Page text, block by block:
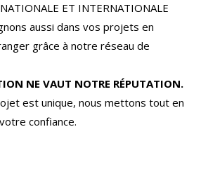
ET INTERNATIONALE
aussi dans vos projets en
grâce à notre réseau de
NE VAUT NOTRE RÉPUTATION.
est unique, nous mettons tout en
confiance.